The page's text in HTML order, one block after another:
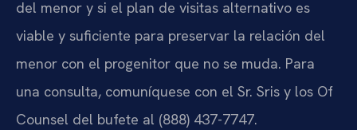
del menor y si el plan de visitas alternativo es
viable y suficiente para preservar la relación del
menor con el progenitor que no se muda. Para
una consulta, comuníquese con el Sr. Sris y los Of
Counsel del bufete al (888) 437-7747.